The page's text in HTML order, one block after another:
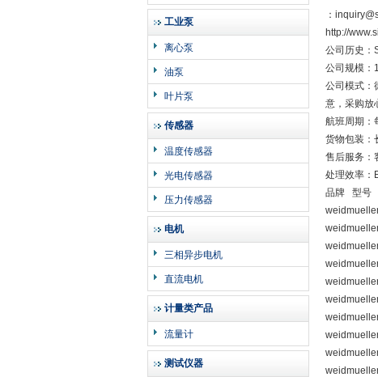
工业泵
离心泵
油泵
叶片泵
传感器
温度传感器
光电传感器
压力传感器
电机
三相异步电机
直流电机
计量类产品
流量计
测试仪器
：
http://
公司历史：
公司规模：
公司模式：
意，采购放
航班周期：
货物包装：
售后服务：
处理效率：
品牌 型号